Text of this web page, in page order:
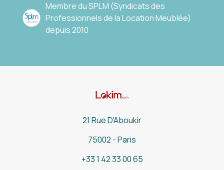
Membre du SPLM (Syndicats des
Professionnels de la Location Meublée)
depuis 2010
21 Rue D'Aboukir
75002 - Paris
+33 1 42 33 00 65